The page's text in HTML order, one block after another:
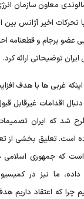
معاون سازمان
تحرکات اخیر آژانس بین
عضو برجام و قطعنامه
توضیحاتی ارائه کرد.
غربی ها با هدف
اقدامات غیرقابل
شد که ایران تصمیمات
است. تعلیق بخشی از
است که جمهوری اسلامی
داده، ما نیز در
چرا که اعتقاد داریم